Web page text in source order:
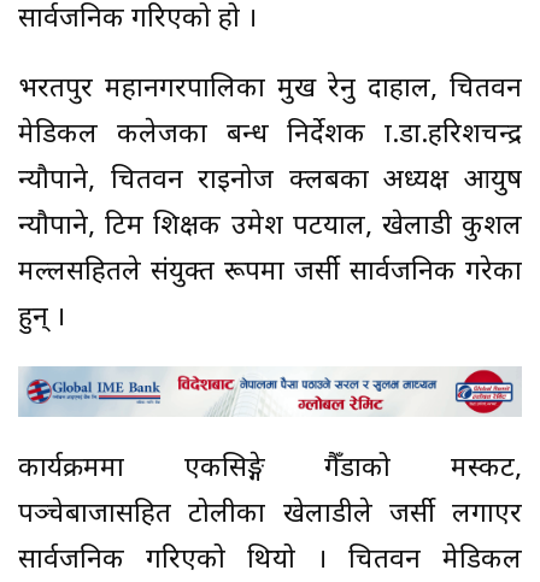
सार्वजनिक गरिएको हो ।
भरतपुर महानगरपालिका प्रमुख रेनु दाहाल, चितवन
मेडिकल कलेजका प्रबन्ध निर्देशक प्रा.डा.हरिशचन्द्र
न्यौपाने, चितवन राइनोज क्लबका अध्यक्ष आयुष
न्यौपाने, टिम प्रशिक्षक उमेश पटयाल, खेलाडी कुशल
मल्लसहितले संयुक्त रूपमा जर्सी सार्वजनिक गरेका
हुन् ।
कार्यक्रममा एकसिङ्गे गैँडाको मस्कट,
पञ्चेबाजासहित टोलीका खेलाडीले जर्सी लगाएर
सार्वजनिक गरिएको थियो । चितवन मेडिकल